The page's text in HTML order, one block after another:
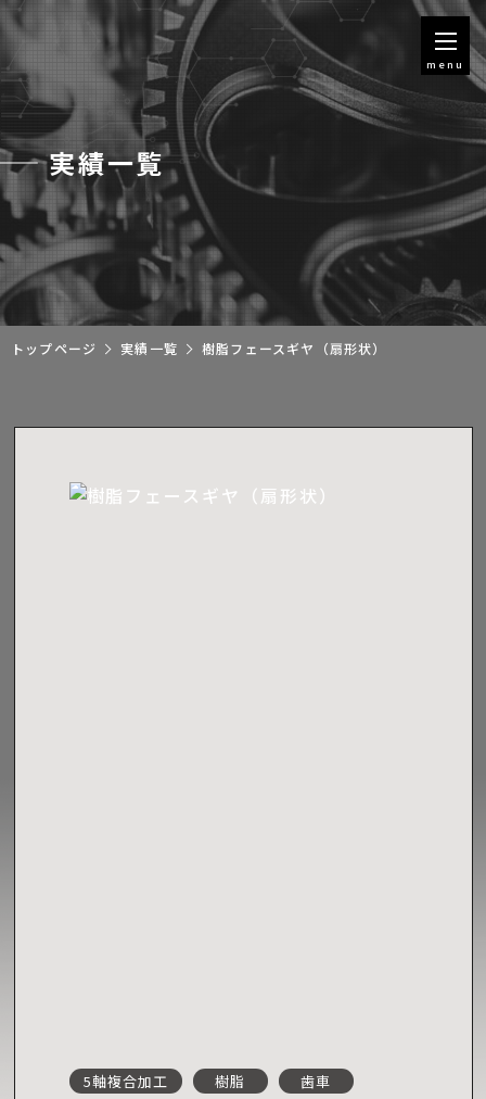
menu
実績一覧
トップページ 実績一覧 樹脂フェースギヤ（扇形状）
5軸複合加工 樹脂 歯車